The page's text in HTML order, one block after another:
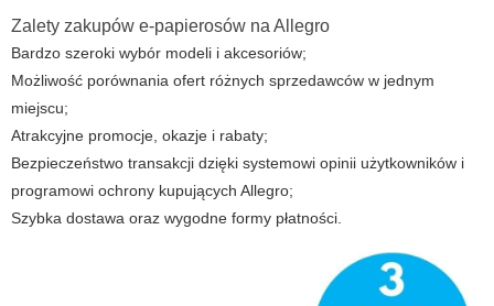
Zalety zakupów e-papierosów na Allegro
Bardzo szeroki wybór modeli i akcesoriów;
Możliwość porównania ofert różnych sprzedawców w jednym
miejscu;
Atrakcyjne promocje, okazje i rabaty;
Bezpieczeństwo transakcji dzięki systemowi opinii użytkowników i
programowi ochrony kupujących Allegro;
Szybka dostawa oraz wygodne formy płatności.